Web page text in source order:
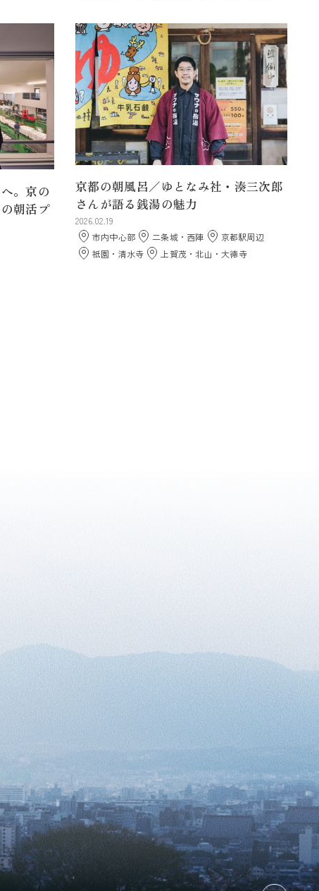
。京の
朝活プ
京都の朝風呂／ゆとなみ社・湊三次郎
さんが語る銭湯の魅力
2026.02.19
市内中心部
二条城・西陣
京都駅周辺
祇園・清水寺
上賀茂・北山・大徳寺